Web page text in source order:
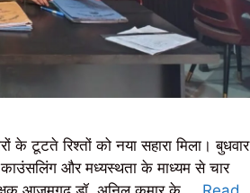
के टूटते रिश्तों को नया सहारा मिला। बुधवार
काउंसलिंग और मध्यस्थता के माध्यम से चार